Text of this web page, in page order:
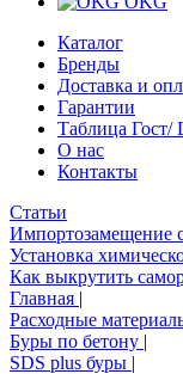
Каталог
Бренды
Доставка и
Гарантии
Таблица Гост/
О нас
Контакты
Статьи
Импортозамещение
Установка
Как выкрутить
Главная |
Расходные
Буры по бетону |
SDS plus буры |